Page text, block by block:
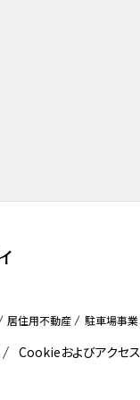
居住用不動産 駐車場事業
Cookieおよびアクセ